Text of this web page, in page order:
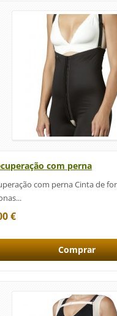
com perna
com perna Cinta de
€